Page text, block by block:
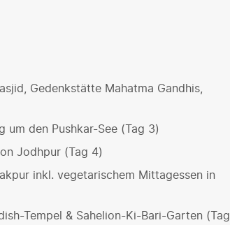
Gedenkstätte Mahatma Gandhis,
um den Pushkar-See (Tag 3)
Jodhpur (Tag 4)
inkl. vegetarischem Mittagessen in
Tempel & Sahelion-Ki-Bari-Garten (Tag